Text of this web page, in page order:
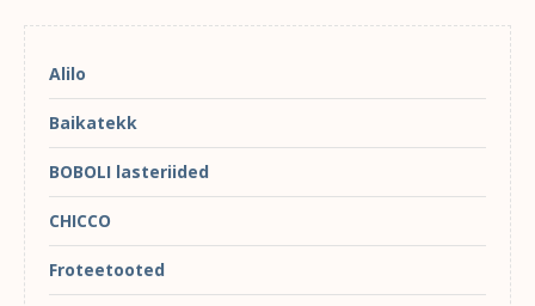
Alilo
Baikatekk
BOBOLI lasteriided
CHICCO
Froteetooted